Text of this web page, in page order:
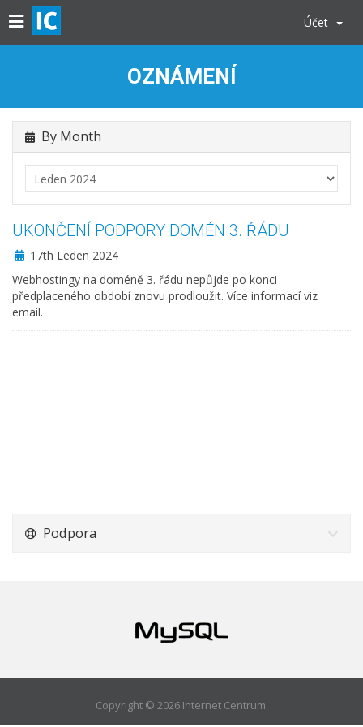
Účet
OZNÁMENÍ
By Month
UKONČENÍ PODPORY DOMÉN 3. ŘÁDU
17th Leden 2024
Webhostingy na doméně 3. řádu nepůjde po konci
předplaceného období znovu prodloužit. Více informací viz
email.
Podpora
Copyright © 2026 Internet Centrum.